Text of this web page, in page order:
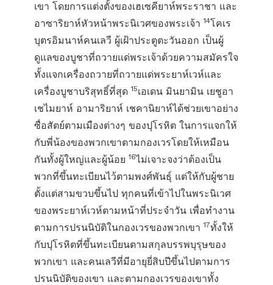
เขา โดยการแต่งตั้งของเฮเซคียาห์พระราชา และ
อาซาริยาห์หัวหน้าพระนิเวศของพระเจ้า14โคเร
บุตรอิมนาห์คนเลวี ผู้เฝ้าประตูตะวันออก เป็นผู้
ดูแลของบูชาที่ถวายแด่พระเจ้าด้วยความสมัครใจ
ทั้งแจกเครื่องถวายที่ถวายแด่พระยาห์เวห์และ
เครื่องบูชาบริสุทธิ์ที่สุด15เอเดน มินยามิน เยชูอา
เชไมยาห์ อามาริยาห์ เชคานิยาห์ได้ช่วยเขาอย่าง
ซื่อสัตย์ตามเมืองต่างๆ ของปุโรหิต ในการแจกให้
กับพี่น้องของพวกเขาตามกองเวรโดยให้เหมือน
กันทั้งผู้ใหญ่และผู้น้อย16ไม่เจาะจงว่าต้องเป็น
พวกที่ขึ้นทะเบียนไว้ตามพงศ์พันธุ์ แต่ให้กับผู้ชาย
ตั้งแต่สามขวบขึ้นไป ทุกคนที่เข้าไปในพระนิเวศ
ของพระยาห์เวห์ตามหน้าที่ประจำวัน เพื่อทำงาน
ตามการปรนนิบัติในกองเวรของพวกเขา17ทั้งให้
กับปุโรหิตที่ขึ้นทะเบียนตามสกุลบรรพบุรุษของ
พวกเขา และคนเลวีที่มีอายุยี่สิบปีขึ้นไปตามการ
ปรนนิบัติของเขา และตามกองเวรของเขาทั้ง